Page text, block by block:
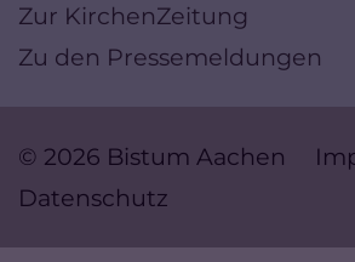
Zur KirchenZeitung
Zu den Pressemeldungen
© 2026 Bistum Aachen
Datenschutz